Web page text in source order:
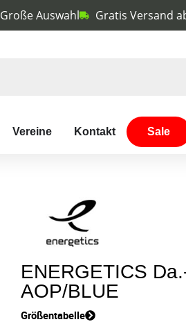
Große Auswahl Gratis Versand
Vereine Kontakt Sale
ENERGETICS
AOP/BLUE
Größentabelle